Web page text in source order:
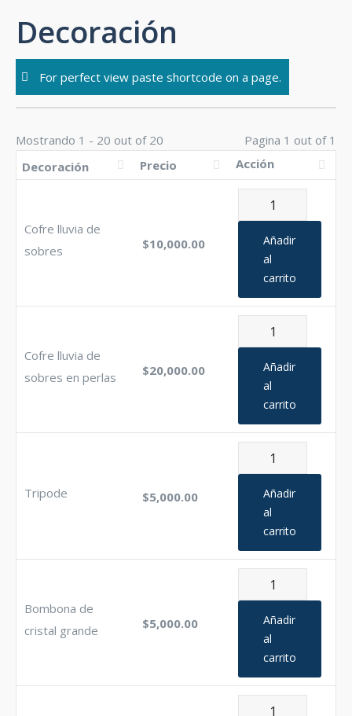
Decoración
For perfect view paste shortcode on a page.
Mostrando 1 - 20 out of 20
Pagina 1 out of 1
Decoración
Precio Acción
Cofre lluvia de
sobres
$10,000.00
lluvia
sobres
cantidad
Añadir
al
carrito
Cofre lluvia de
sobres en perlas
$20,000.00
lluvia
sobres
perlas
Añadir
al
carrito
Tripode $5,000.00
Tripode
cantidad
Añadir
al
carrito
Bombona de
cristal grande
$5,000.00
Bombona
de
cristal
grande
cantidad
Añadir
al
carrito
Cilindro